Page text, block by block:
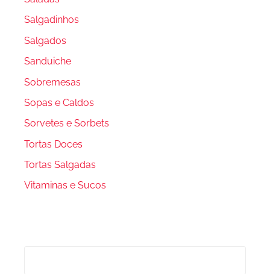
Salgadinhos
Salgados
Sanduiche
Sobremesas
Sopas e Caldos
Sorvetes e Sorbets
Tortas Doces
Tortas Salgadas
Vitaminas e Sucos